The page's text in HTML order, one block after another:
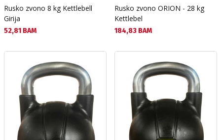
Rusko zvono 8 kg Kettlebell
Girija
Текуща цена:
52,81 BAM
Rusko zvono ORION - 28 kg
Kettlebel
Текуща цена:
184,83 BAM